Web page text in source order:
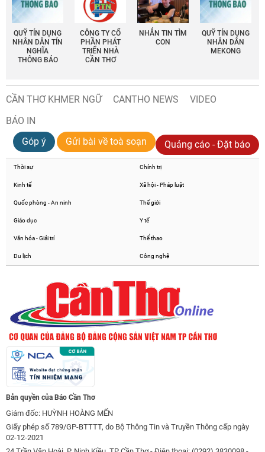
QUỸ TÍN DỤNG
NHÂN DÂN TÍN
NGHĨA
THÔNG BÁO
CÔNG TY CỔ
PHẦN PHÁT
TRIỂN NHÀ
CẦN THƠ
NHẮN TIN TÌM
CON
QUỸ TÍN DỤNG
NHÂN DÂN
MEKONG
CẦN THƠ KHMER NGỮ CANTHO NEWS
VIDEO
BÁO IN
Góp ý
Gửi bài về toà soạn Quảng cáo - Đặt báo
Thời sự Chính trị
Kinh tế Xã hội - Pháp luật
Quốc phòng - An ninh Thế giới
Giáo dục Y tế
Văn hóa - Giải trí Thể thao
Du lịch Công nghệ
Bản quyền của Báo Cần Thơ
Giám đốc: HUỲNH HOÀNG MẾN
Giấy phép số 789/GP-BTTTT, do Bộ Thông Tin và Truyền Thông cấp ngày
02-12-2021